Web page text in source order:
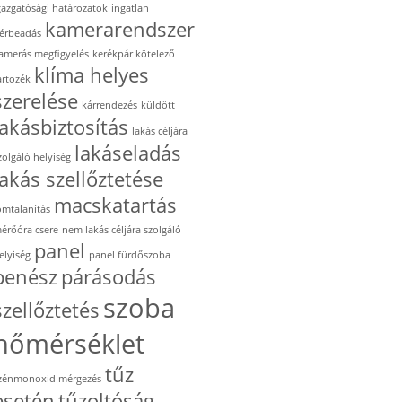
határozatok ingatlan
kamerarendszer
megfigyelés kerékpár kötelező
klíma helyes
kárrendezés küldött
lakás céljára
helyiség lakáseladás
szellőztetése
macskatartás
csere nem lakás céljára szolgáló
panel panel fürdőszoba
párásodás
szoba
mérgezés tűz